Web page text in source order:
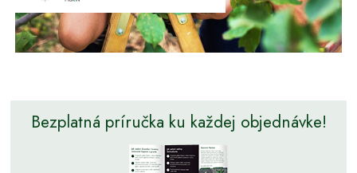
Bezplatná príručka ku každej objednávke!